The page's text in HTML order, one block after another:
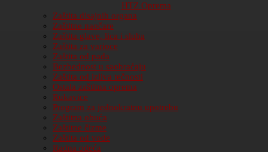
HTZ Oprema
Zaštita disajnih organa
Zaštitne naočare
Zaštita glave, lica i sluha
Zaštita za varioce
Zaštita od pada
Bezbednost u saobraćaju
Zaštita od izliva tečnosti
Ostala zaštitna oprema
Rukavice
Program za jednokratnu upotrebu
Zaštitna obuća
Zaštitne čizme
Zaštita od vode
Radna odeća